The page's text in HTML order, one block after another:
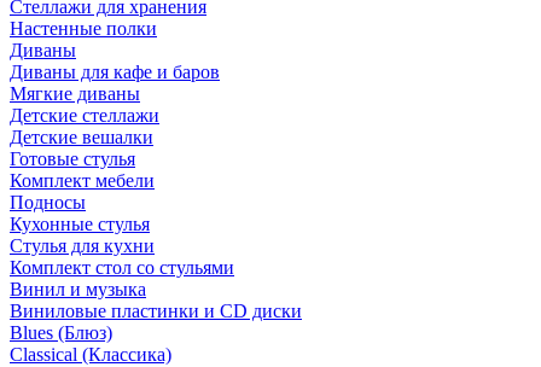
Стеллажи для хранения
Настенные полки
Диваны
Диваны для кафе и баров
Мягкие диваны
Детские стеллажи
Детские вешалки
Готовые стулья
Комплект мебели
Подносы
Кухонные стулья
Стулья для кухни
Комплект стол со стульями
Винил и музыка
Виниловые пластинки и CD диски
Blues (Блюз)
Classical (Классика)